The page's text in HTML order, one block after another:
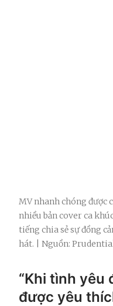
MV nhanh chóng được
nhiều bản cover ca
tiếng chia sẻ sự đồng
hát. | Nguồn:
“Khi tình yêu
được yêu